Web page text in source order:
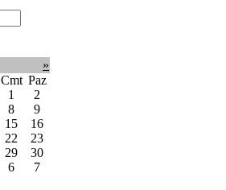
»
Cmt Paz
1
2
8
9
15
16
22
23
29
30
6 7